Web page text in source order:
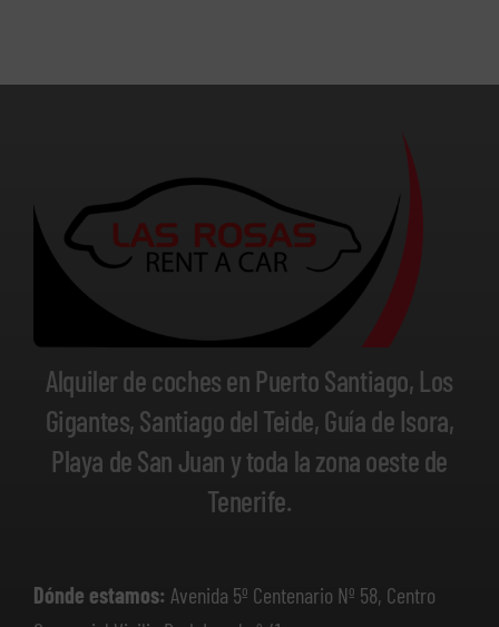
Alquiler de coches en Puerto Santiago, Los
Gigantes, Santiago del Teide, Guía de Isora,
Playa de San Juan y toda la zona oeste de
Tenerife.
Dónde estamos: Avenida 5º Centenario Nº 58, Centro